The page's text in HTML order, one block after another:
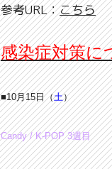
参考URL：こちら
感染症対策に
■10月15日（土）
Candy / K-POP 3週目